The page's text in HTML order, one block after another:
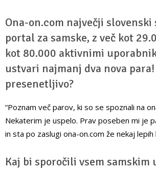
Ona-on.com največji slovenski
portal za samske, z več kot
kot 80.000 aktivnimi
ustvari najmanj dva nova
presenetljivo?
“Poznam več parov, ki so se spoznali na
Nekaterim je uspelo. Prav poseben mi je
in sta po zaslugi ona-on.com že nekaj lepih
Kaj bi sporočili vsem samskim